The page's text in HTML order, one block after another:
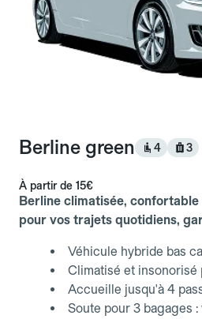
Berline green 4 3
À partir de 15€
Berline climatisée,
pour vos trajets quotidiens,
Véhicule hybride bas
Climatisé et
Accueille jusqu'à 4
Soute pour 3 bagages